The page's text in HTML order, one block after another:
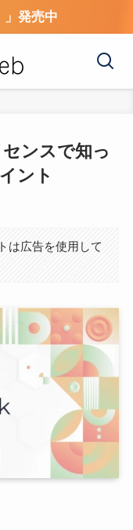
」発売中
ンスで知っ
ント
は広告を使用して